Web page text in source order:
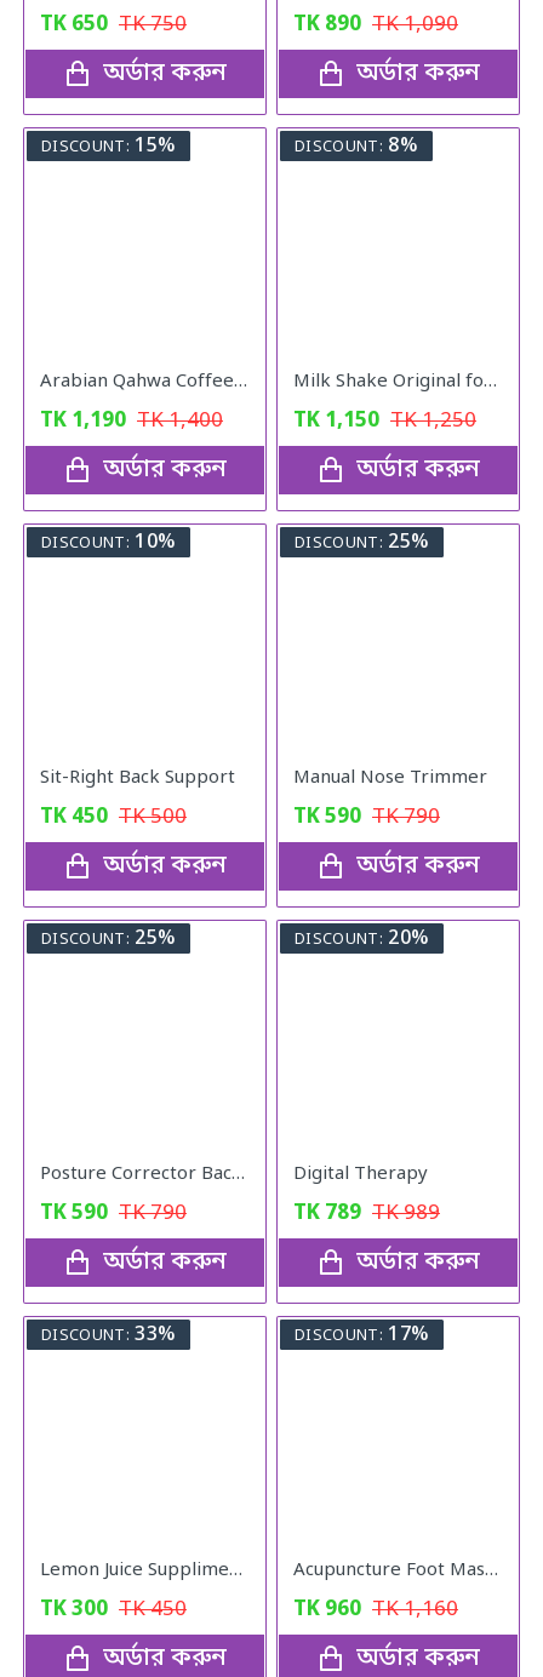
TK 650 TK750
অর্ডার করুন
TK 890 TK1,090
অর্ডার করুন
DISCOUNT: 15%
Arabian Qahwa Coffee – অরিজিনাল আরবীয় কফি
TK 1,190 TK1,400
অর্ডার করুন
DISCOUNT: 8%
Milk Shake Original for Healthy Weight
TK 1,150 TK1,250
অর্ডার করুন
DISCOUNT: 10%
Sit-Right Back Support
TK 450 TK500
অর্ডার করুন
DISCOUNT: 25%
Manual Nose Trimmer
TK590 TK790
অর্ডার করুন
DISCOUNT: 25%
Posture Corrector Back Adjustable Posture
TK590 TK790
অর্ডার করুন
DISCOUNT: 20%
Digital Therapy
TK 789 TK989
অর্ডার করুন
DISCOUNT: 33%
Lemon Juice Suppliment Weight Loss Lemon Juice 120g
TK300 TK450
অর্ডার করুন
DISCOUNT: 17%
Acupuncture Foot Massager
TK 960 TK1,160
অর্ডার করুন